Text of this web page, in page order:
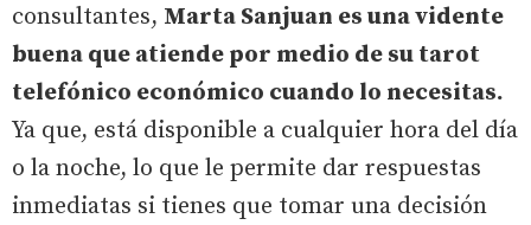
consultantes, Marta Sanjuan es una vidente
buena que atiende por medio de su tarot
telefónico económico cuando lo necesitas.
Ya que, está disponible a cualquier hora del día
o la noche, lo que le permite dar respuestas
inmediatas si tienes que tomar una decisión